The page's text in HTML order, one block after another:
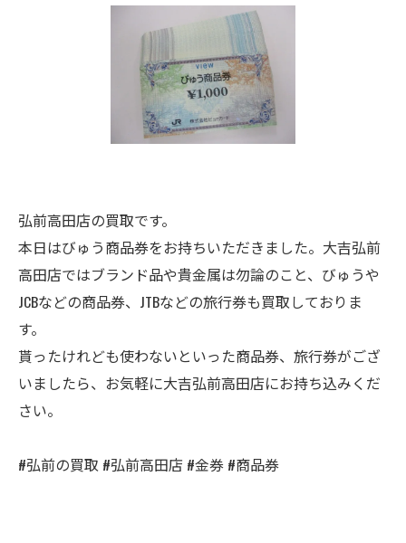
弘前高田店の買取です。
本日はびゅう商品券をお持ちいただきました。大吉弘前
高田店ではブランド品や貴金属は勿論のこと、びゅうや
JCBなどの商品券、JTBなどの旅行券も買取しておりま
す。
貰ったけれども使わないといった商品券、旅行券がござ
いましたら、お気軽に大吉弘前高田店にお持ち込みくだ
さい。
#弘前の買取 #弘前高田店 #金券 #商品券